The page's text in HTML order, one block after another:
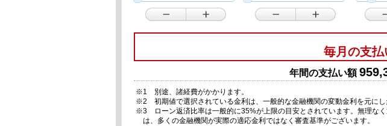
毎月の支
年間の支払い額
※1 別途、諸経費がかかります。
※2 初期値で選択されている金利は、一般的な金融機関の変動金利を元にし
※3 ローン返済比率は一般的に35%が上限の目安とされています。無理な
は、多くの金融機関が実際の適応金利ではなく審査基準がございます。